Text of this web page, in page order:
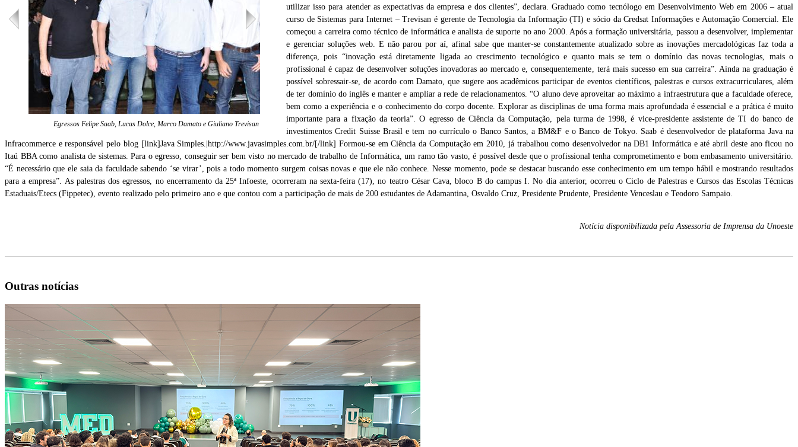
Egressos Felipe Saab, Lucas Dolce, Marco Damato e Giuliano Trevisan Teatro César Cava na noite de encerramento da Infoeste, na sexta (17) Fippetec, Ciclo de Palestras e Cursos das Etecs, foi novidade em 2013
utilizar isso para atender as expectativas da empresa e dos clientes”, declara. Graduado como tecnólogo em Desenvolvimento Web em 2006 – atual
curso de Sistemas para Internet – Trevisan é gerente de Tecnologia da Informação (TI) e sócio da Credsat Informações e Automação Comercial. Ele
começou a carreira como técnico de informática e analista de suporte no ano 2000. Após a formação universitária, passou a desenvolver, implementar
e gerenciar soluções web. E não parou por aí, afinal sabe que manter-se constantemente atualizado sobre as inovações mercadológicas faz toda a
diferença, pois “inovação está diretamente ligada ao crescimento tecnológico e quanto mais se tem o domínio das novas tecnologias, mais o
profissional é capaz de desenvolver soluções inovadoras ao mercado e, consequentemente, terá mais sucesso em sua carreira”. Ainda na graduação é
possível sobressair-se, de acordo com Damato, que sugere aos acadêmicos participar de eventos científicos, palestras e cursos extracurriculares, além
de ter domínio do inglês e manter e ampliar a rede de relacionamentos. “O aluno deve aproveitar ao máximo a infraestrutura que a faculdade oferece,
bem como a experiência e o conhecimento do corpo docente. Explorar as disciplinas de uma forma mais aprofundada é essencial e a prática é muito
importante para a fixação da teoria”. O egresso de Ciência da Computação, pela turma de 1998, é vice-presidente assistente de TI do banco de
investimentos Credit Suisse Brasil e tem no currículo o Banco Santos, a BM&F e o Banco de Tokyo. Saab é desenvolvedor de plataforma Java na
Infracommerce e responsável pelo blog [link]Java Simples.|http://www.javasimples.com.br/[/link] Formou-se em Ciência da Computação em 2010, já trabalhou como desenvolvedor na DB1 Informática e até abril deste ano ficou no
Itaú BBA como analista de sistemas. Para o egresso, conseguir ser bem visto no mercado de trabalho de Informática, um ramo tão vasto, é possível desde que o profissional tenha comprometimento e bom embasamento universitário.
“É necessário que ele saia da faculdade sabendo ‘se virar’, pois a todo momento surgem coisas novas e que ele não conhece. Nesse momento, pode se destacar buscando esse conhecimento em um tempo hábil e mostrando resultados
para a empresa”. As palestras dos egressos, no encerramento da 25ª Infoeste, ocorreram na sexta-feira (17), no teatro César Cava, bloco B do campus I. No dia anterior, ocorreu o Ciclo de Palestras e Cursos das Escolas Técnicas
Estaduais/Etecs (Fippetec), evento realizado pelo primeiro ano e que contou com a participação de mais de 200 estudantes de Adamantina, Osvaldo Cruz, Presidente Prudente, Presidente Venceslau e Teodoro Sampaio.
Notícia disponibilizada pela Assessoria de Imprensa da Unoeste
Outras notícias